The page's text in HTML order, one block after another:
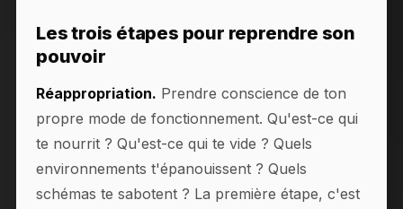
Les trois étapes pour reprendre son
pouvoir
Réappropriation. Prendre conscience de ton
propre mode de fonctionnement. Qu'est-ce qui
te nourrit ? Qu'est-ce qui te vide ? Quels
environnements t'épanouissent ? Quels
schémas te sabotent ? La première étape, c'est